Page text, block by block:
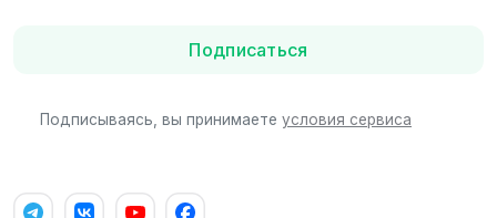
Подписаться
Подписываясь, вы принимаете условия сервиса